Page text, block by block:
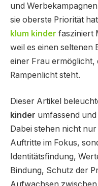
und
sie oberste Priorität
klum kinder fasziniert
weil es einen seltenen
einer Frau ermöglicht,
Rampenlicht steht.
Dieser Artikel
kinder umfassend
Dabei stehen nicht
Auftritte im Fokus,
Identitätsfindung,
Bindung, Schutz der